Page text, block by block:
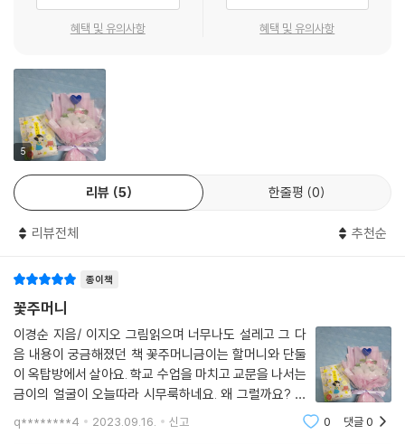
금이는 가족이 많은 짝궁 연지가 부럽습니다. 그날도 이모의 생일잔치에
할머니를 봐도 반갑지 않습니다. 엄마만 있으면 좋을 텐데 그러면 매일매
일이 특별한 날이 될 텐데요. 그런데 바로 그때 느릿느릿 걸어가던 금이의
눈앞에 뭔가가 보였어요. 집으로 가는 골목 계단길 빨간 벤치에 노란색 작
은 뭉치가 보였거든요.
“와, 예쁘다!”
금이는 노란 꽃주머니를 집어서 코에 댔어요. 개나리 꽃빛 노란 주머니와
“할머니, 이것 봐라. 예쁜 꽃주머니다!”
꽃주머니를 열어 본 금이와 할머니는 서로를 보며 활짝 웃었어요. 금이는
금세 기분이 좋아졌어요. 힘들게만 느껴지던 집으로 가는 계단길도 껑충껑
충 뛰어 올라갔어요. 할머니도 방시레 웃으며 금이를 뒤따라왔어요, 꽃주
머니 속에 든 쪽지에는 어떤 글이 씌어 있었을까요?
날마다 특별한 날
혜택 및 유의사항 혜택 및 유의사항
5
리뷰 5 한줄평 0
리뷰전체 추천순
종이책
꽃주머니
이경순 지음/ 이지오 그림읽으며 너무나도 설레고 그 다
음 내용이 궁금해졌던 책 꽃주머니금이는 할머니와 단둘
이 옥탑방에서 살아요. 학교 수업을 마치고 교문을 나서는
금이의 얼굴이 오늘따라 시무룩하네요. 왜 그럴까요? 금
이는 엄마와 단둘이 살다가 엄마를 따라 할머니집에 와 할
머니와 단둘이 살게 되었지요. 순간 마음이 뭉클해집니다.
q********4 2023.09.16. 신고 0 댓글0